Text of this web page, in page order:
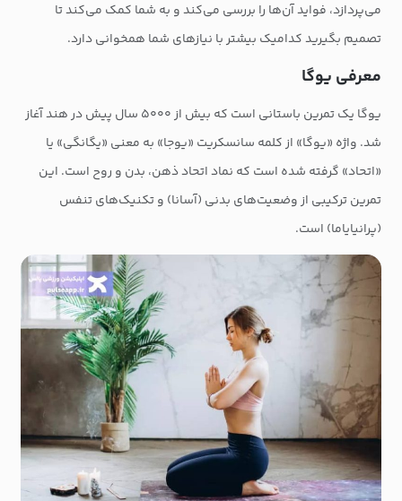
می‌پردازد، فواید آن‌ها را بررسی می‌کند و به شما کمک می‌کند تا
تصمیم بگیرید کدامیک بیشتر با نیازهای شما همخوانی دارد.
معرفی یوگا
یوگا یک تمرین باستانی است که بیش از ۵۰۰۰ سال پیش در هند آغاز
شد. واژه «یوگا» از کلمه سانسکریت «یوجا» به معنی «یگانگی» یا
«اتحاد» گرفته شده است که نماد اتحاد ذهن، بدن و روح است. این
تمرین ترکیبی از وضعیت‌های بدنی (آسانا) و تکنیک‌های تنفس
(پرانیایاما) است.